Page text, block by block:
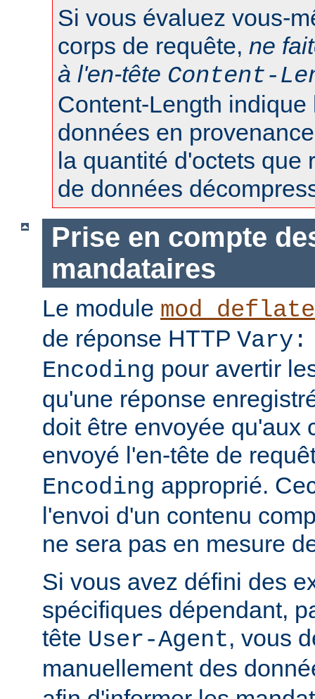
Si vous évaluez vous-
corps de requête, ne
à l'en-tête Content-
Content-Length
données en
la quantité d'octets que
de données
Prise en compte
mandataires
Le module mod_deflate
de réponse HTTP Vary:
Encoding pour avertir
qu'une réponse
doit être envoyée qu'aux
envoyé l'en-tête de
Encoding approprié.
l'envoi d'un contenu
ne sera pas en mesure
Si vous avez défini des
spécifiques dépendant,
tête User-Agent, vous
manuellement des